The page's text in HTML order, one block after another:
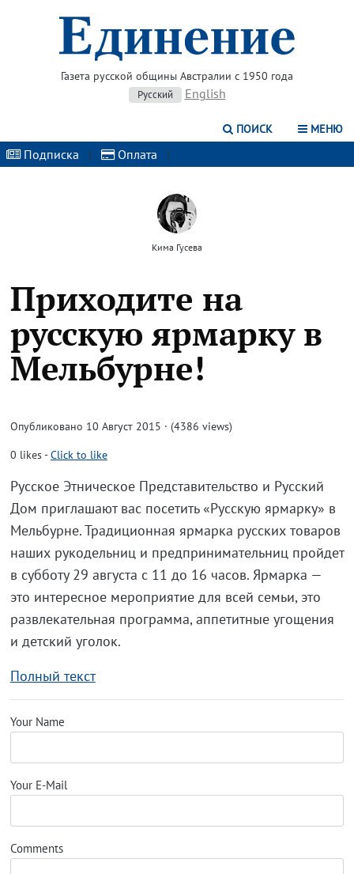
Газета русской общины Австралии с 1950 года
Русский English
ПОИСК МЕНЮ
Подписка | Оплата |
Кима Гусева
Приходите на
русскую ярмарку в
Мельбурне!
Опубликовано 10 Август 2015 · (4386 views)
0 likes-Click to like
Русское Этническое Представительство и Русский
Дом приглашают вас посетить «Русскую ярмарку» в
Мельбурне. Традиционная ярмарка русских товаров
наших рукодельниц и предпринимательниц пройдет
в субботу 29 августа с 11 до 16 часов. Ярмарка —
это интересное мероприятие для всей семьи, это
развлекательная программа, аппетитные угощения
и детский уголок.
Полный текст
Your Name
Your E-Mail
Comments